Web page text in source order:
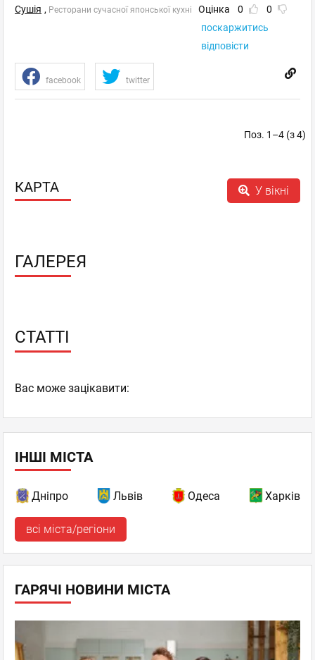
Сушія , Ресторани сучасної японської кухні Оцінка 0
0
поскаржитись
відповісти
facebook twitter
Поз. 1–4 (з 4)
КАРТА У вікні
ГАЛЕРЕЯ
СТАТТІ
Вас може зацікавити:
ІНШІ МІСТА
Дніпро Львів Одеса Харків
всі міста/регіони
ГАРЯЧІ НОВИНИ МІСТА